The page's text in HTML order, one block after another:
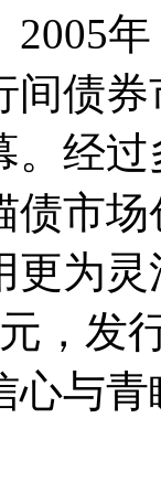
2005
间债
。经
债市
更为
，发
心与青